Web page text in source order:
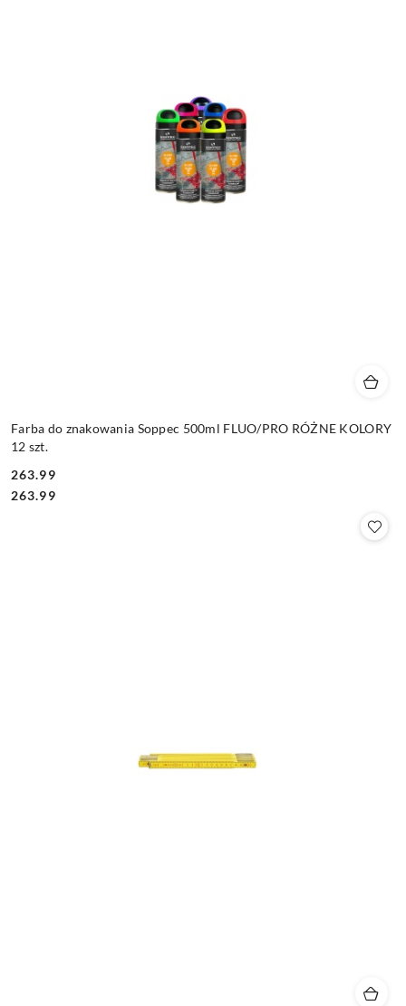
Farba do znakowania Soppec 500ml FLUO/PRO RÓŻNE KOLORY
12 szt.
Cena:
263.99
Cena:
263.99